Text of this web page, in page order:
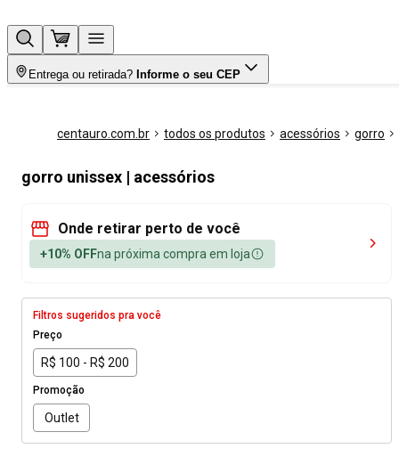
Entrega ou retirada? Informe o seu CEP
centauro.com.br todos os produtos acessórios gorro
gorro unissex | acessórios
Onde retirar perto de você
+10% OFFna próxima compra em loja
Filtros sugeridos pra você
Preço
R$ 100 - R$ 200
Promoção
Outlet